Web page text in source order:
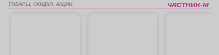
ТОВАРЫ, СКИДКИ, АКЦИИ